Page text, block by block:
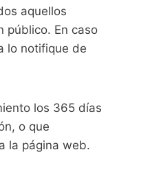
aquellos
público. En caso
lo notifique de
los 365 días
o que
la página web.